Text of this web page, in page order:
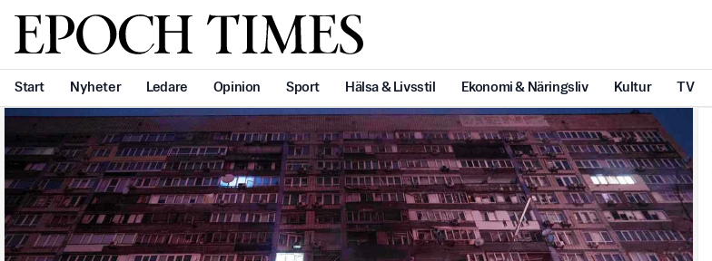
Svenska Epoch Times
Start Nyheter Ledare Opinion Sport Hälsa & Livsstil Ekonomi & Näringsliv Kultur TV